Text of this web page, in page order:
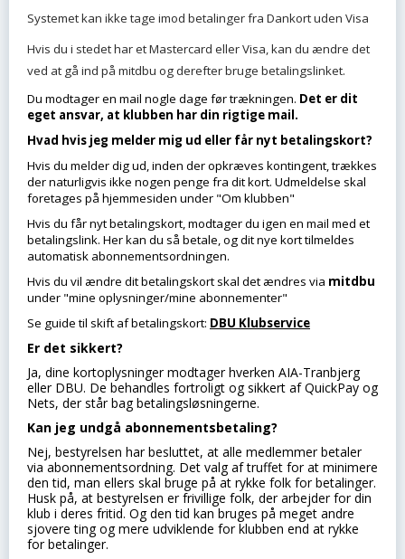
Systemet kan ikke tage imod betalinger fra Dankort uden Visa
Hvis du i stedet har et Mastercard eller Visa, kan du ændre det
ved at gå ind på mitdbu og derefter bruge betalingslinket.
Du modtager en mail nogle dage før trækningen. Det er dit
eget ansvar, at klubben har din rigtige mail.
Hvad hvis jeg melder mig ud eller får nyt betalingskort?
Hvis du melder dig ud, inden der opkræves kontingent, trækkes
der naturligvis ikke nogen penge fra dit kort. Udmeldelse skal
foretages på hjemmesiden under "Om klubben"
Hvis du får nyt betalingskort, modtager du igen en mail med et
betalingslink. Her kan du så betale, og dit nye kort tilmeldes
automatisk abonnementsordningen.
Hvis du vil ændre dit betalingskort skal det ændres via mitdbu
under "mine oplysninger/mine abonnementer"
Se guide til skift af betalingskort: DBU Klubservice
Er det sikkert?
Ja, dine kortoplysninger modtager hverken AIA-Tranbjerg
eller DBU. De behandles fortroligt og sikkert af QuickPay og
Nets, der står bag betalingsløsningerne.
Kan jeg undgå abonnementsbetaling?
Nej, bestyrelsen har besluttet, at alle medlemmer betaler
via abonnementsordning. Det valg af truffet for at minimere
den tid, man ellers skal bruge på at rykke folk for betalinger.
Husk på, at bestyrelsen er frivillige folk, der arbejder for din
klub i deres fritid. Og den tid kan bruges på meget andre
sjovere ting og mere udviklende for klubben end at rykke
for betalinger.